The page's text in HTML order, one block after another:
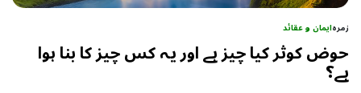
زمرہایمان و عقائد
حوض کوثر کیا چیز ہے اور یہ کس چیز کا بنا ہوا
ہے؟